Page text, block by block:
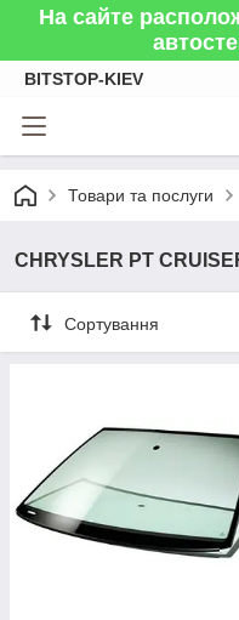
На сайте
BITSTOP-KIEV
Товари та послуги
CHRYSLER PT
Сортування